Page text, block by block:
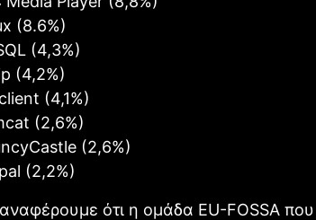
(8.6%)
(4,3%)
(4,2%)
(4,1%)
(2,6%)
(2,6%)
(2,2%)
ότι η ομάδα EU-FOSSA που